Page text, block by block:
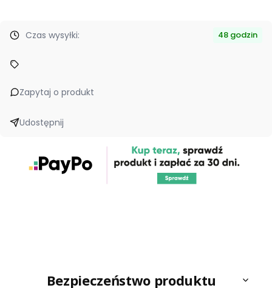
Czas wysyłki: 48 godzin
Zapytaj o produkt
Udostępnij
Bezpieczeństwo produktu